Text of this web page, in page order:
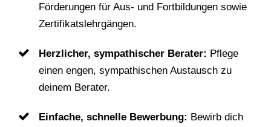
Förderungen für Aus- und Fortbildungen sowie
Zertifikatslehrgängen.
Herzlicher, sympathischer Berater: Pflege
einen engen, sympathischen Austausch zu
deinem Berater.
Einfache, schnelle Bewerbung: Bewirb dich